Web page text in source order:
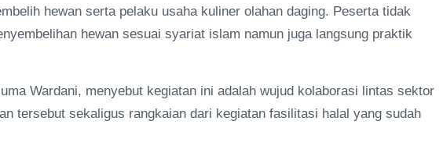
hewan serta pelaku usaha kuliner olahan daging. Peserta tidak
hewan sesuai syariat islam namun juga langsung praktik
Wardani, menyebut kegiatan ini adalah wujud kolaborasi lintas sektor
tersebut sekaligus rangkaian dari kegiatan fasilitasi halal yang sudah